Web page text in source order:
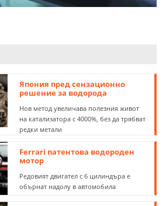
Япония пред сензационно
решение за водорода
Нов метод увеличава полезния живот
на катализатора с 4000%, без да трябват
редки метали
Ferrari патентова водороден
мотор
Редовият двигател с 6 цилиндъра е
обърнат надолу в автомобила